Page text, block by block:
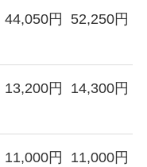
44,050円 52,250円
13,200円 14,300円
11,000円 11,000円